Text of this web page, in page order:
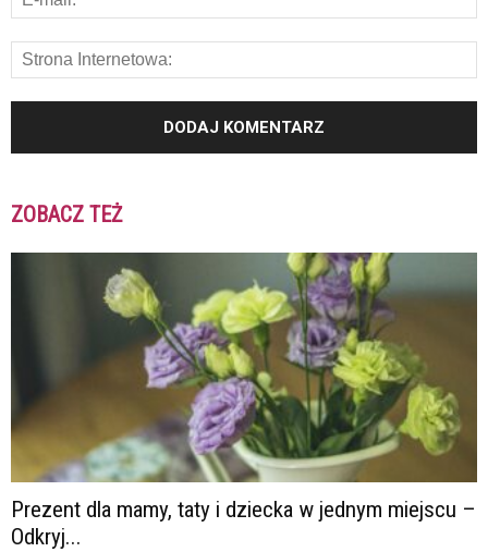
ZOBACZ TEŻ
Prezent dla mamy, taty i dziecka w jednym miejscu –
Odkryj...